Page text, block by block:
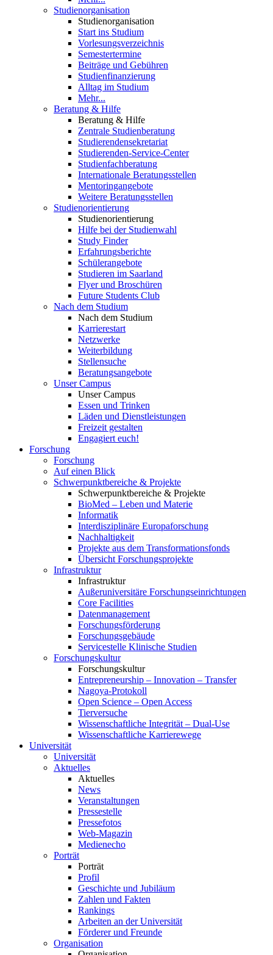
Studienorganisation
Studienorganisation
Start ins Studium
Vorlesungsverzeichnis
Semestertermine
Beiträge und Gebühren
Studienfinanzierung
Alltag im Studium
Mehr...
Beratung & Hilfe
Beratung & Hilfe
Zentrale Studienberatung
Studierendensekretariat
Studierenden-Service-Center
Studienfachberatung
Internationale Beratungsstellen
Mentoringangebote
Weitere Beratungsstellen
Studienorientierung
Studienorientierung
Hilfe bei der Studienwahl
Study Finder
Erfahrungsberichte
Schülerangebote
Studieren im Saarland
Flyer und Broschüren
Future Students Club
Nach dem Studium
Nach dem Studium
Karrierestart
Netzwerke
Weiterbildung
Stellensuche
Beratungsangebote
Unser Campus
Unser Campus
Essen und Trinken
Läden und Dienstleistungen
Freizeit gestalten
Engagiert euch!
Forschung
Forschung
Auf einen Blick
Schwerpunktbereiche & Projekte
Schwerpunktbereiche & Projekte
BioMed – Leben und Materie
Informatik
Interdisziplinäre Europaforschung
Nachhaltigkeit
Projekte aus dem Transformationsfonds
Übersicht Forschungsprojekte
Infrastruktur
Infrastruktur
Außeruniversitäre Forschungseinrichtungen
Core Facilities
Datenmanagement
Forschungsförderung
Forschungsgebäude
Servicestelle Klinische Studien
Forschungskultur
Forschungskultur
Entrepreneurship – Innovation – Transfer
Nagoya-Protokoll
Open Science – Open Access
Tierversuche
Wissenschaftliche Integrität – Dual-Use
Wissenschaftliche Karrierewege
Universität
Universität
Aktuelles
Aktuelles
News
Veranstaltungen
Pressestelle
Pressefotos
Web-Magazin
Medienecho
Porträt
Porträt
Profil
Geschichte und Jubiläum
Zahlen und Fakten
Rankings
Arbeiten an der Universität
Förderer und Freunde
Organisation